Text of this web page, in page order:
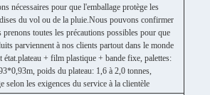
nécessaires pour que l'emballage protège les
du vol ou de la pluie.Nous pouvons confirmer
prenons toutes les précautions possibles pour que
parviennent à nos clients partout dans le monde
état.plateau + film plastique + bande fixe, palettes:
poids du plateau: 1,6 à 2,0 tonnes,
selon les exigences du service à la clientèle